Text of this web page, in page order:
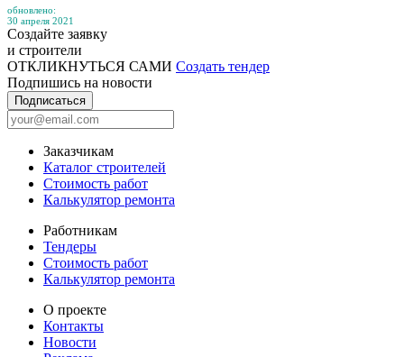
обновлено:
30 апреля 2021
Создайте заявку
и строители
ОТКЛИКНУТЬСЯ САМИ Создать тендер
Подпишись на новости
Подписаться
Заказчикам
Каталог строителей
Стоимость работ
Калькулятор ремонта
Работникам
Тендеры
Стоимость работ
Калькулятор ремонта
О проекте
Контакты
Новости